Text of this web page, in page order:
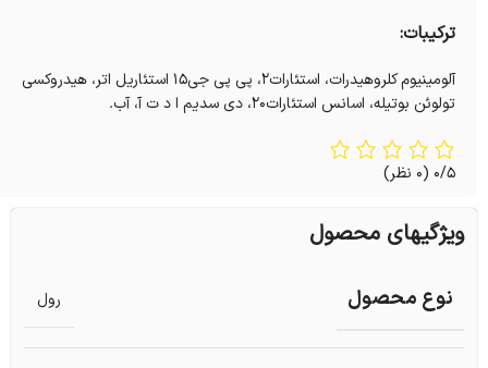
ترکیبات:
آلومینیوم کلروهيدرات، استئارات۲، پی پی جی۱۵ استئاریل اتر، هیدروکسی
تولوئن بوتیله، اسانس استئارات۲۰، دی سدیم ا د ت آ، آب.
0/5 (0 نظر)
ویژگیهای محصول
نوع محصول رول